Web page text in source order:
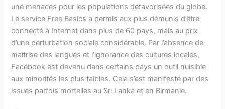
une menaces pour les populations défavorisées du globe.
Le service Free Basics a permis aux plus démunis d’être
connecté à Internet dans plus de 60 pays, mais au prix
d’une perturbation sociale considérable. Par l’absence de
maîtrise des langues et l’ignorance des cultures locales,
Facebook est devenu dans certains pays un outil nuisible
aux minorités les plus faibles. Cela s’est manifesté par des
issues parfois mortelles au Sri Lanka et en Birmanie.